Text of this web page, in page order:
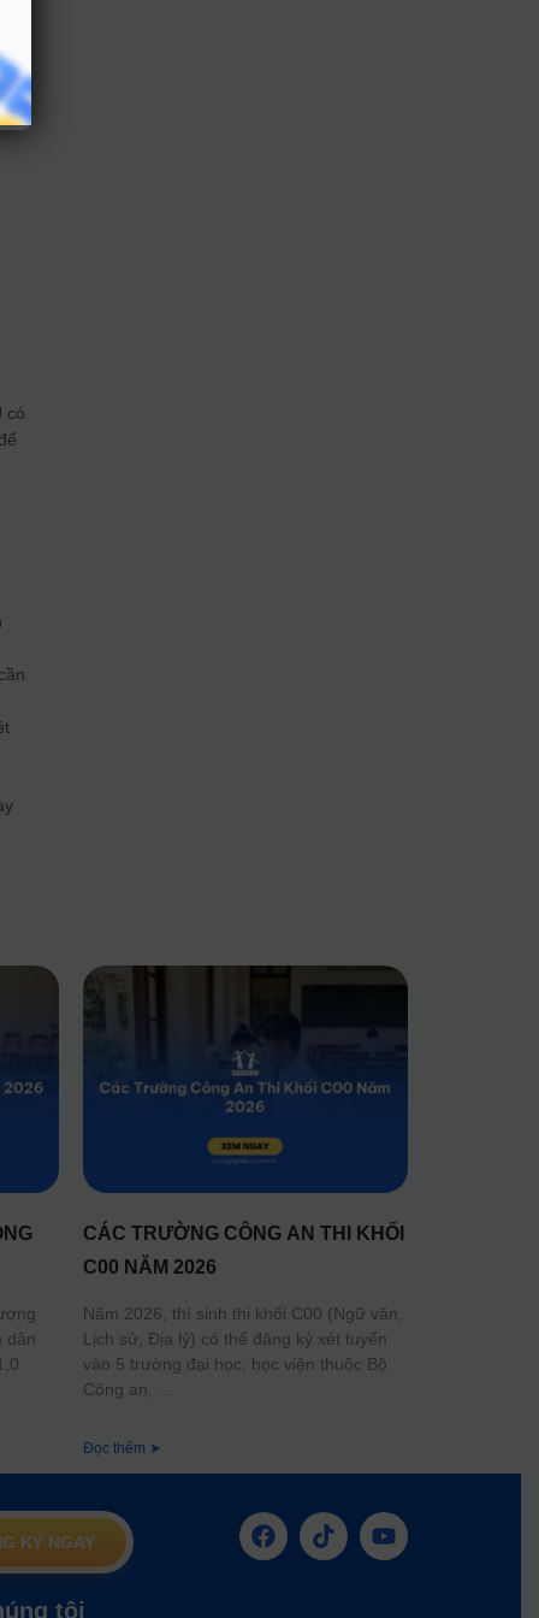
Y
có
dân
CÁC TRƯỜNG CÔNG AN THI KHỐI
C00 NĂM 2026
Năm 2026, thí sinh thi khối C00 (Ngữ văn,
Lịch sử, Địa lý) có thể đăng ký xét tuyển
vào 5 trường đại học, học viện thuộc Bộ
Công an,
Đọc thêm ➤
KÝ NGAY
tôi